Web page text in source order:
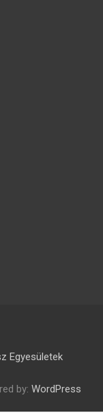
Egyesületek
by: WordPress